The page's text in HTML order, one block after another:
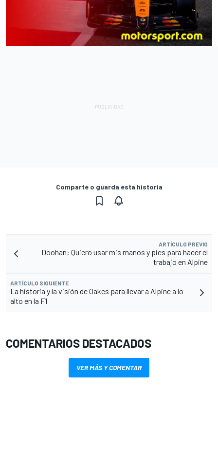
Comparte o guarda esta historia
ARTÍCULO PREVIO
Doohan: Quiero usar mis manos y pies para hacer el
trabajo en Alpine
ARTÍCULO SIGUIENTE
La historia y la visión de Oakes para llevar a Alpine a lo
alto en la F1
COMENTARIOS DESTACADOS
VER MÁS Y COMENTAR